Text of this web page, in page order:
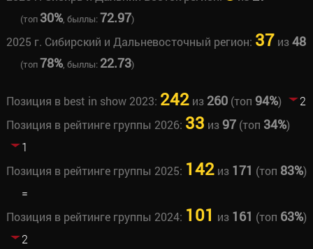
(топ 30%, быллы:72.97)
2025 г. Сибирский и Дальневосточный регион: 37 из48
(топ78%, быллы: 22.73)
Позиция в best in show 2023: 242из 260(топ 94%)
2
Позиция в рейтинге группы 2026: 33 из97(топ 34%)
1
Позиция в рейтинге группы 2025: 142из 171 (топ 83%)
=
Позиция в рейтинге группы 2024: 101 из 161 (топ 63%)
2